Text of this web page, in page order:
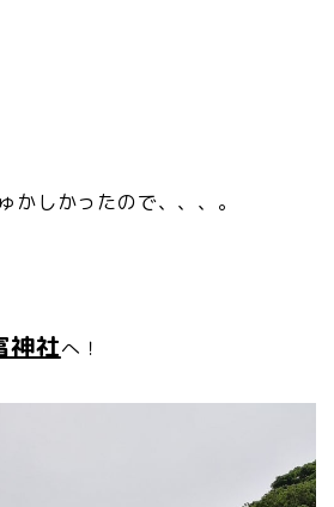
かしかったので、、、。
神社へ！